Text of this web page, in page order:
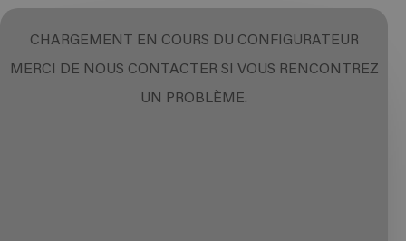
CHARGEMENT EN COURS DU CONFIGURATEUR
MERCI DE NOUS CONTACTER SI VOUS RENCONTREZ
UN PROBLÈME.